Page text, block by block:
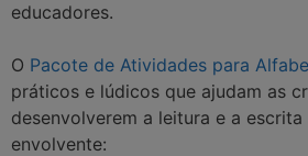
educadores.
O Pacote de Atividades para
práticos e lúdicos que ajudam as
desenvolverem a leitura e a escrita
envolvente: